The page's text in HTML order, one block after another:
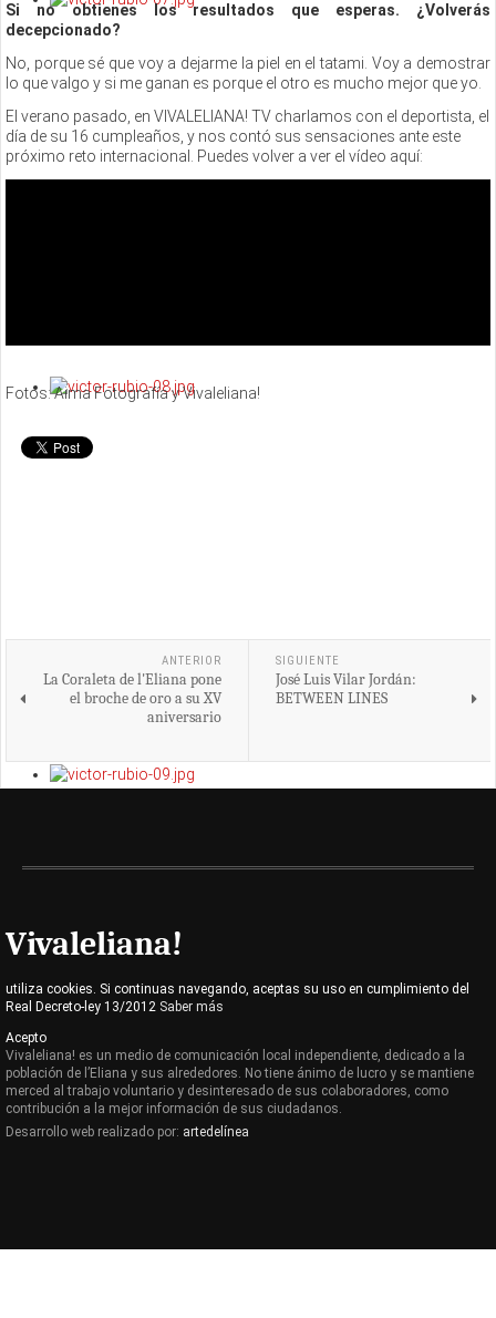
Si no obtienes los resultados que esperas. ¿Volverás
decepcionado?
No, porque sé que voy a dejarme la piel en el tatami. Voy a demostrar
lo que valgo y si me ganan es porque el otro es mucho mejor que yo.
El verano pasado, en VIVALELIANA! TV charlamos con el deportista, el
día de su 16 cumpleaños, y nos contó sus sensaciones ante este
próximo reto internacional. Puedes volver a ver el vídeo aquí:
Fotos: Aima Fotografía y Vivaleliana!
ANTERIOR
La Coraleta de l'Eliana pone
el broche de oro a su XV
aniversario
SIGUIENTE
José Luis Vilar Jordán:
BETWEEN LINES
Vivaleliana!
utiliza cookies. Si continuas navegando, aceptas su uso en cumplimiento del
Real Decreto-ley 13/2012 Saber más
Acepto
Vivaleliana! es un medio de comunicación local independiente, dedicado a la
población de l’Eliana y sus alrededores. No tiene ánimo de lucro y se mantiene
merced al trabajo voluntario y desinteresado de sus colaboradores, como
contribución a la mejor información de sus ciudadanos.
Desarrollo web realizado por: artedelínea